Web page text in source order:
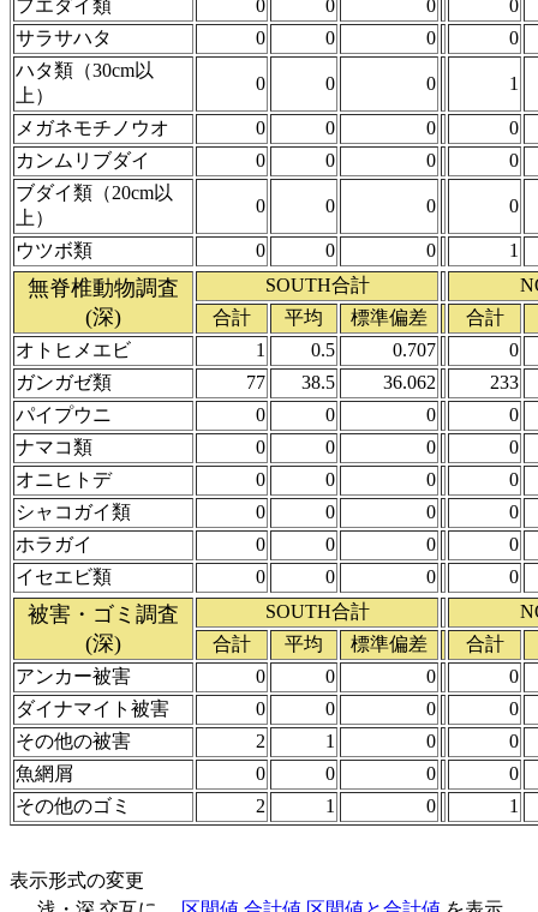
フエダイ類 0 0 0
0
サラサハタ
0 0 0
0
ハタ類（30cm以
上）
0 0 0 1
メガネモチノウオ 0 0 0
0
カンムリブダイ
0 0 0
0
ブダイ類（20cm以
上）
0 0 0 0
ウツボ類 0 0 0 1
無脊椎動物調査
(深)
SOUTH合計
合計
平均 標準偏差
合計
オトヒメエビ
1 0.5 0.707
0
ガンガゼ類
77 38.5 36.062
233
パイプウニ
0 0 0
0
ナマコ類
0 0 0
0
オニヒトデ
0 0 0
0
シャコガイ類
0 0 0
0
ホラガイ
0 0 0
0
イセエビ類
0 0 0 0
被害・ゴミ調査
(深)
SOUTH合計
合計
平均 標準偏差
合計
アンカー被害
0 0 0
0
ダイナマイト被害
0 0 0
0
その他の被害
2 1 0
0
魚網屑
0 0 0
0
その他のゴミ
2 1 0 1
表示形式の変更